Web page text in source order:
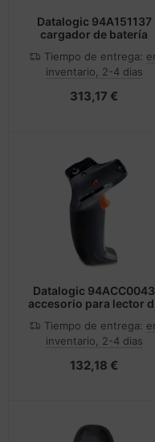
Datalogic 94A151137
cargador de batería
Tiempo de entrega:
inventario, 2-4 dias
313,17 €
Datalogic 94ACC0043
accesorio para lector
Tiempo de entrega:
inventario, 2-4 dias
132,18 €